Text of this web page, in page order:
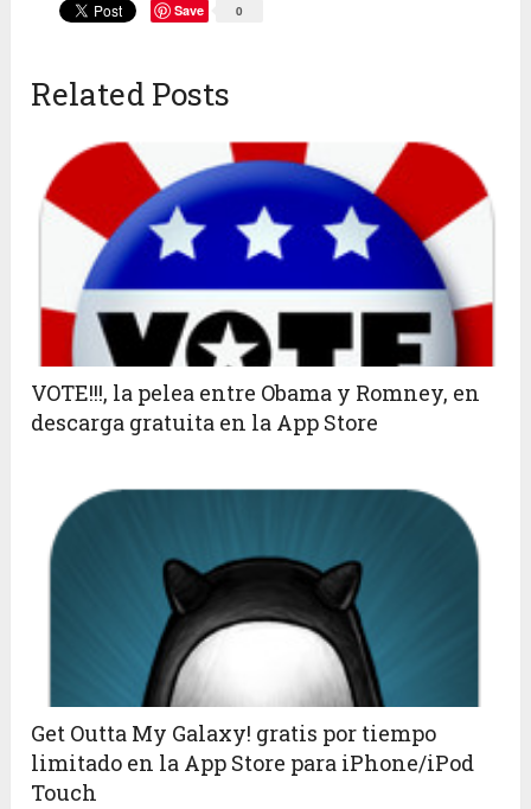
0
Save
Related Posts
VOTE!!!, la pelea entre Obama y Romney, en
descarga gratuita en la App Store
Get Outta My Galaxy! gratis por tiempo
limitado en la App Store para iPhone/iPod
Touch